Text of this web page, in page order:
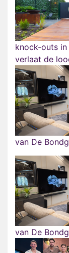
knock-outs in
verlaat de
van De
van De